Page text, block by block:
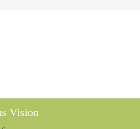
Vision